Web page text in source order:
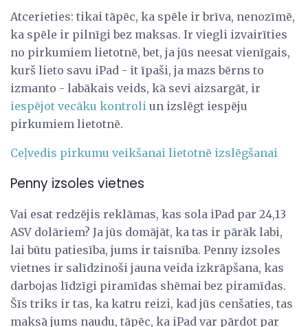
Atcerieties: tikai tāpēc, ka spēle ir brīva, nenozīmē,
ka spēle ir pilnīgi bez maksas. Ir viegli izvairīties
no pirkumiem lietotnē, bet, ja jūs neesat vienīgais,
kurš lieto savu iPad - it īpaši, ja mazs bērns to
izmanto - labākais veids, kā sevi aizsargāt, ir
iespējot vecāku kontroli un izslēgt iespēju
pirkumiem lietotnē.
Ceļvedis pirkumu veikšanai lietotnē izslēgšanai
Penny izsoles vietnes
Vai esat redzējis reklāmas, kas sola iPad par 24,13
ASV dolāriem? Ja jūs domājāt, ka tas ir pārāk labi,
lai būtu patiesība, jums ir taisnība. Penny izsoles
vietnes ir salīdzinoši jauna veida izkrāpšana, kas
darbojas līdzīgi piramīdas shēmai bez piramīdas.
Šīs triks ir tas, ka katru reizi, kad jūs cenšaties, tas
maksā jums naudu, tāpēc, ka iPad var pārdot par